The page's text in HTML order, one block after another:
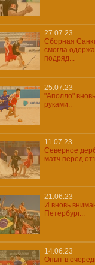
27.07.23
Сборная
смогла
подряд...
25.07.23
"Аполло"
руками..
11.07.23
Северное
матч перед
21.06.23
И вновь
Петербург...
14.06.23
Опыт в